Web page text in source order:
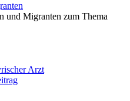
und Migranten zum Thema
Arzt